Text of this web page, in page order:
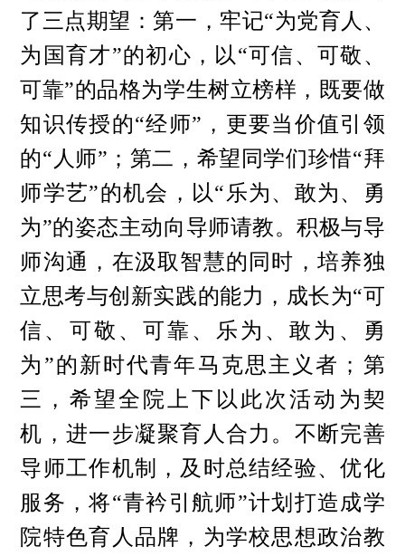
了三点期望：第一，牢记“为党育人、
为国育才”的初心，以“可信、可敬、
可靠”的品格为学生树立榜样，既要做
知识传授的“经师”，更要当价值引领
的“人师”；第二，希望同学们珍惜“拜
师学艺”的机会，以“乐为、敢为、勇
为”的姿态主动向导师请教。积极与导
师沟通，在汲取智慧的同时，培养独
立思考与创新实践的能力，成长为“可
信、可敬、可靠、乐为、敢为、勇
为”的新时代青年马克思主义者；第
三，希望全院上下以此次活动为契
机，进一步凝聚育人合力。不断完善
导师工作机制，及时总结经验、优化
服务，将“青衿引航师”计划打造成学
院特色育人品牌，为学校思想政治教